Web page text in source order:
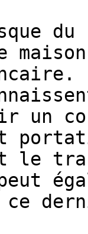
du
un
le